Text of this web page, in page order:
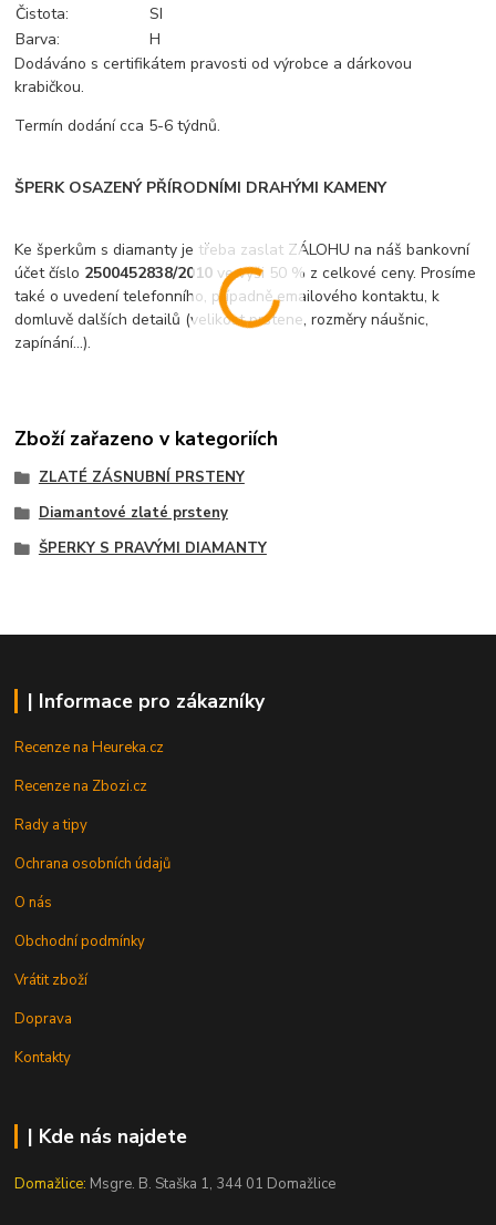
Čistota:
SI
Barva:
H
Dodáváno s certifikátem pravosti od výrobce a dárkovou
krabičkou.
Termín dodání cca 5-6 týdnů.
ŠPERK OSAZENÝ PŘÍRODNÍMI DRAHÝMI KAMENY
Ke šperkům s diamanty je třeba zaslat ZÁLOHU na náš bankovní
účet číslo 2500452838/2010 ve výši 50 % z celkové ceny. Prosíme
také o uvedení telefonního, případně emailového kontaktu, k
domluvě dalších detailů (velikost prstene, rozměry náušnic,
zapínání...).
Zboží zařazeno v kategoriích
ZLATÉ ZÁSNUBNÍ PRSTENY
Diamantové zlaté prsteny
ŠPERKY S PRAVÝMI DIAMANTY
| Informace pro zákazníky
Recenze na Heureka.cz
Recenze na Zbozi.cz
Rady a tipy
Ochrana osobních údajů
O nás
Obchodní podmínky
Vrátit zboží
Doprava
Kontakty
| Kde nás najdete
Domažlice: Msgre. B. Staška 1, 344 01 Domažlice